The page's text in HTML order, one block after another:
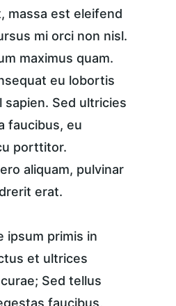
massa est eleifend
mi orci non nisl.
maximus quam.
eu lobortis
sapien. Sed ultricies
faucibus, eu
porttitor.
aliquam, pulvinar
erat.
ipsum primis in
et ultrices
Sed tellus
faucibus,